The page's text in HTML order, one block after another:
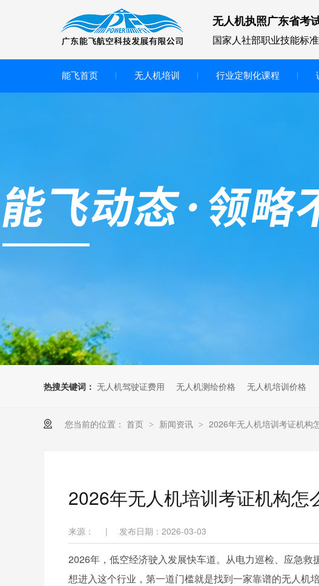
无人机执照广东省考
国家人社部职业技能标
能飞首页 无人机培训 行业定制化课程
装
无人机考培基地工具
无人机考试评测系统
热搜关键词： 无人机驾驶证费用 无人机测绘价格 无人机培训价格
您当前的位置： 首页 > 新闻资讯 > 2026年无人机培训考证机构
2026年无人机培训考证机构
来源： | 发布日期：2026-03-03
2026年，低空经济驶入发展快车道。从电力巡检、应急救
想进入这个行业，第一道门槛就是找到一家靠谱的无人机